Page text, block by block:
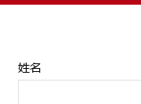
姓名